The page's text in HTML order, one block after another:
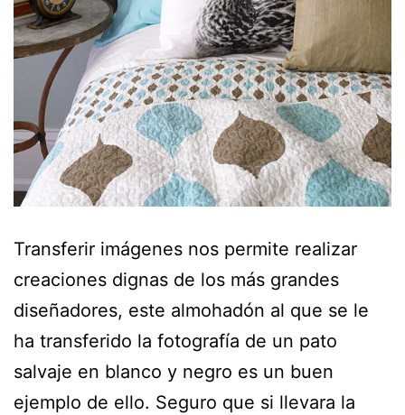
Transferir imágenes nos permite realizar
creaciones dignas de los más grandes
diseñadores, este almohadón al que se le
ha transferido la fotografía de un pato
salvaje en blanco y negro es un buen
ejemplo de ello. Seguro que si llevara la